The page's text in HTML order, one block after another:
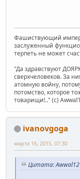
Фашиствующий
заслуженный
терпеть не может
"Да здравствуют
сверхчеловеков. За
атомную войну,
потомство, которое
товарищи!.." (c)
ivanovgoga
марта 16, 2015, 07:30
Цитата: